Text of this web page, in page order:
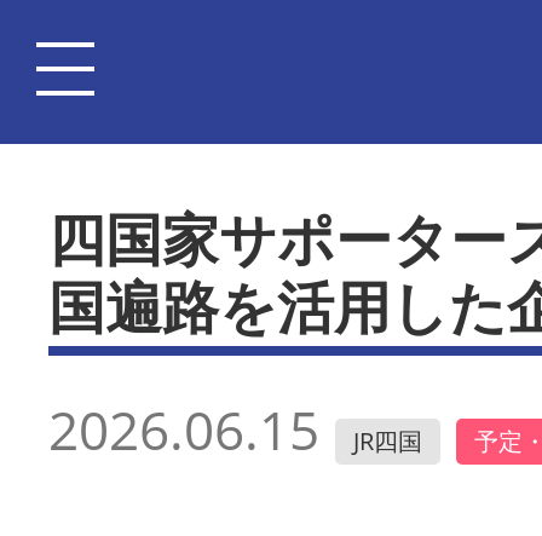
四国家サポータ
国遍路を活用した
2026.06.15 JR四国 予定